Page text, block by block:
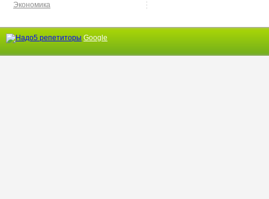
Экономика
Google